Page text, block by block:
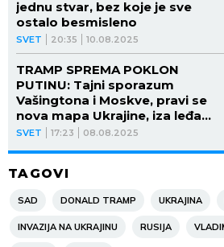
SVET 20:35 10.08.2025
jednu stvar, bez koje je sve
ostalo besmisleno
SVET 17:23 08.08.2025
TRAMP SPREMA POKLON
PUTINU: Tajni sporazum
Vašingtona i Moskve, pravi se
nova mapa Ukrajine, iza leđa
Kijeva
TAGOVI
SAD DONALD TRAMP UKRAJINA
INVAZIJA NA UKRAJINU RUSIJA